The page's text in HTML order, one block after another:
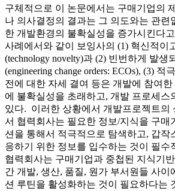
구체적으로 이 논문에서는 구매기업의
나 의사결정의 결과는 그 의도와는 관련
한 개발환경의 불확실성을 증가시킨다
사례에서와 같이 보잉사의 (1) 혁신적이
(technology novelty)과 (2) 빈번하게 발생
(engineering change orders: ECOs), (3) 적
전에 대한 자세 결여 등은 개발에 참여
에 불확실성을 초래하고, 개발 프로세스
있다. 이러한 상황에서 개발프로젝트의
서 협력회사는 필요한 정보/지식을 구매
션을 통해서 적극적으로 탐색하고, 갑작
응하기 위한 정보를 입수하는 것이 필수
협력회사는 구매기업과 중첩된 지식기
간 개발, 생산, 품질, 원가 부서원들 사이
션 루틴을 활성화하는 것이 필요하다는